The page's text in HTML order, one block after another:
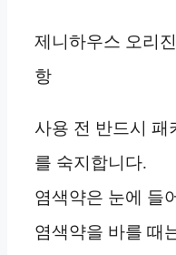
제니하우스 오리
항
사용 전 반드시 패
를 숙지합니다.
염색약은 눈에 들
염색약을 바를 때